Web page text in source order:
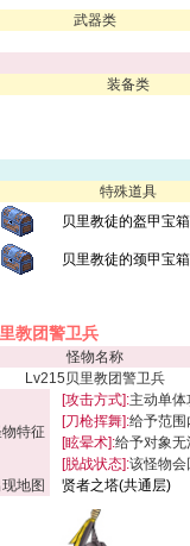
武器类
装备类
特殊道具
贝里教徒的盔甲宝
贝里教徒的颈甲宝
教团警卫兵
怪物名称
Lv215贝里教团警卫兵
特征
[攻击方式]:主动单体
[刀枪挥舞]:给予范
[眩晕术]:给予对象
[脱战状态]:该怪物会
地图
贤者之塔(共通层)